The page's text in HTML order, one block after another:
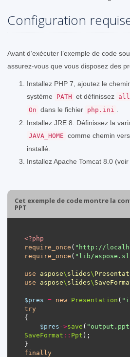
Configuration
Avant d’exécuter l’exemple de code
assurez-vous que vous disposez des
Installez PHP 7, ajoutez le
système
PATH et définissez
On dans le fichier php.ini
Installez JRE 8. Définissez la
JAVA_HOME comme chemin
installé.
Installez Apache Tomcat 8.0 (voir
Cet exemple de code montre la
PPT
<?php
require_once ( "http://
require_once ( "lib/
use aspose\ slides\
use
aspose\ slides\
$pres = new Presentation (
try
$pres ->save (
SaveFormat :: Ppt
finally